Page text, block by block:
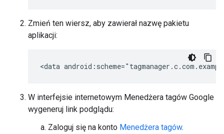
Zmień ten wiersz, aby zawierał nazwę pakietu
aplikacji:
<data
W interfejsie internetowym Menedżera tagów Google
wygeneruj link podglądu:
Zaloguj się na konto Menedżera tagów.